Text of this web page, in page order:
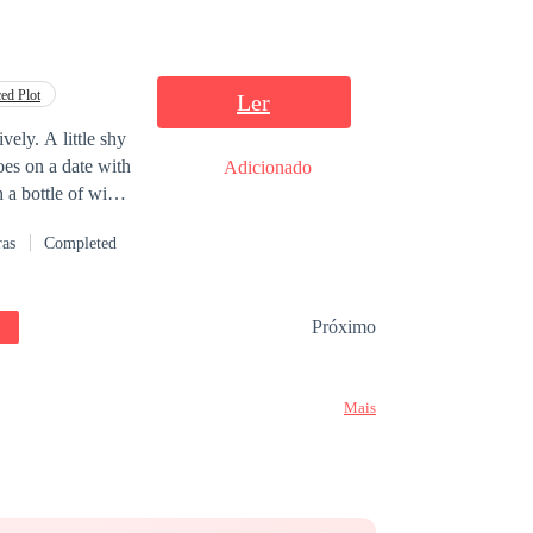
Plot
A little shy
on a date with
a bottle of wine
his past
a way to
Completed
Ler
Adicionado
Próximo
Mais